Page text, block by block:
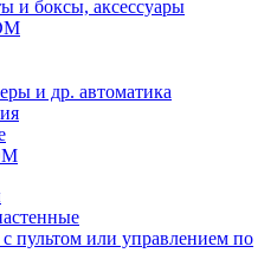
и боксы, аксессуары
и др. автоматика
пультом или управлением по